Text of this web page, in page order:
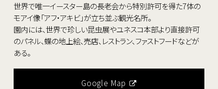
世界で唯一イースター島の長老会から特別許可を得た7体の
モアイ像「アフ・アキビ」が立ち並ぶ観光名所。
園内には、世界で珍しい昆虫展やユネスコ本部より直接許可
のパネル、蝶の地上絵、売店、レストラン、ファストフードなどが
ある。
Google Map